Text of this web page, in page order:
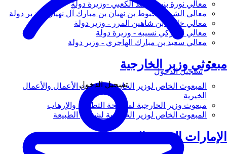
معالي نورة بنت محمد الكعبي -وزيرة دولة
معالي الشيخ شخبوط بن نهيان بن مبارك آل نهيان - وزير دولة
معالي خليفة بن شاهين المرر - وزير دولة
معالي لانا زكي نسيبه - وزيرة دولة
معالي سعيد بن مبارك الهاجري - وزير دولة
مبعوثي وزير الخارجية
المبعوث الخاص لوزير الخارجية لشؤون الأعمال والأعمال
الخيرية
مبعوث وزير الخارجية لمكافحة التطرف والإرهاب
المبعوث الخاص لوزير الخارجية لشؤون الطبيعة
الإمارات العربية المتحدة
تسجيل الدخول
تسجيل الدخول